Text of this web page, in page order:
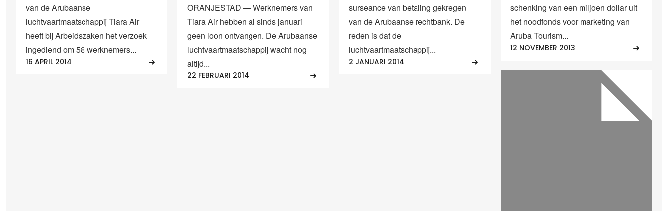
van de Arubaanse
luchtvaartmaatschappij Tiara Air
heeft bij Arbeidszaken het verzoek
ingediend om 58 werknemers...
16 APRIL 2014
ORANJESTAD — Werknemers van
Tiara Air hebben al sinds januari
geen loon ontvangen. De Arubaanse
luchtvaartmaatschappij wacht nog
altijd...
22 FEBRUARI 2014
surseance van betaling gekregen
van de Arubaanse rechtbank. De
reden is dat de
luchtvaartmaatschappij...
2 JANUARI 2014
schenking van een miljoen dollar uit
het noodfonds voor marketing van
Aruba Tourism...
12 NOVEMBER 2013